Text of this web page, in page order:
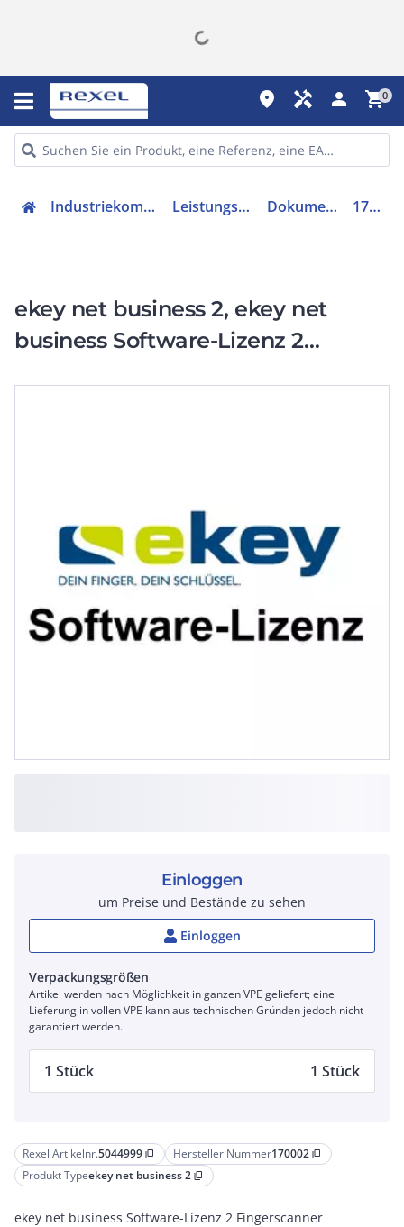
place handyman person shopping_cart0
Industriekomponenten Leistungsschalter Dokumentation 170002
ekey net business 2, ekey net
business Software-Lizenz 2
Rexel Artikelnr.5044999 content_copy Hersteller Nummer170002 content_copy
Produkt Typeekey net business 2 content_copy
ekey net business Software-Lizenz 2 Fingerscanner
Einloggen
um Preise und Bestände zu sehen
Einloggen
Verpackungsgrößen
Artikel werden nach Möglichkeit in ganzen VPE geliefert; eine
Lieferung in vollen VPE kann aus technischen Gründen jedoch nicht
garantiert werden.
1 Stück 1 Stück